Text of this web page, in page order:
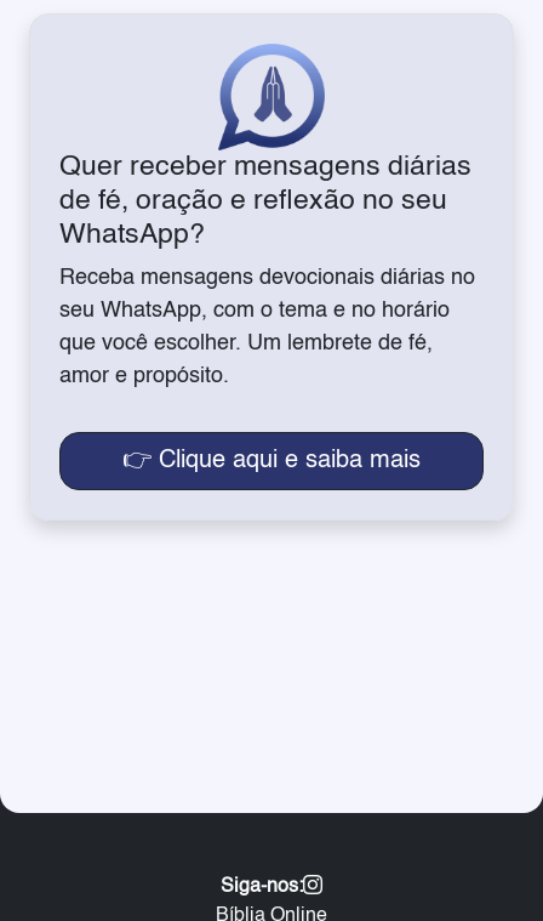
Quer receber mensagens diárias
de fé, oração e reflexão no seu
WhatsApp?
Receba mensagens devocionais diárias no
seu WhatsApp, com o tema e no horário
que você escolher. Um lembrete de fé,
amor e propósito.
👉 Clique aqui e saiba mais
Bíblia Online
Siga-nos: